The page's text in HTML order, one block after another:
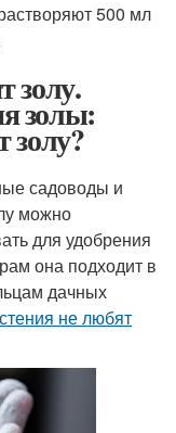
500 мл
золу.
золы:
золу?
садоводы и
можно
для удобрения
она подходит в
дачных
не любят